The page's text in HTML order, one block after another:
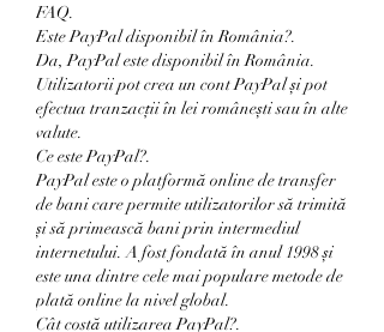
FAQ.
Este PayPal disponibil în România?.
Da, PayPal este disponibil în România.
Utilizatorii pot crea un cont PayPal și pot
efectua tranzacții în lei românești sau în alte
valute.
Ce este PayPal?.
PayPal este o platformă online de transfer
de bani care permite utilizatorilor să trimită
și să primească bani prin intermediul
internetului. A fost fondată în anul 1998 și
este una dintre cele mai populare metode de
plată online la nivel global.
Cât costă utilizarea PayPal?.